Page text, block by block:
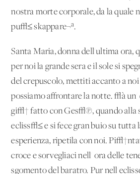
nostra morte corporale, da la quale
pu√≤ skappare¬ª.
Santa Maria, donna dell'ultima ora,
per noi la grande sera e il sole si
del crepuscolo, mettiti accanto a
possiamo affrontare la notte. √à un'
gi√† fatto con Ges√π, quando alla
ecliss√≤ e si fece gran buio su tutta
esperienza, ripetila con noi.
croce e sorvegliaci nell' ora delle
sgomento del baratro. Pur